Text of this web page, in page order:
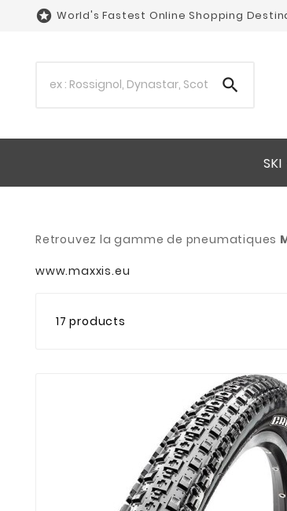
 World's Fastest Online Shopping

SKI
Retrouvez la gamme de pneumatiques
www.maxxis.eu
17 products